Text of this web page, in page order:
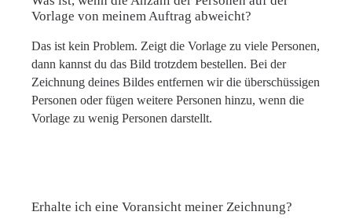
Vorlage von meinem Auftrag abweicht?
Das ist kein Problem. Zeigt die Vorlage zu viele Personen,
dann kannst du das Bild trotzdem bestellen. Bei der
Zeichnung deines Bildes entfernen wir die überschüssigen
Personen oder fügen weitere Personen hinzu, wenn die
Vorlage zu wenig Personen darstellt.
Erhalte ich eine Voransicht meiner Zeichnung?